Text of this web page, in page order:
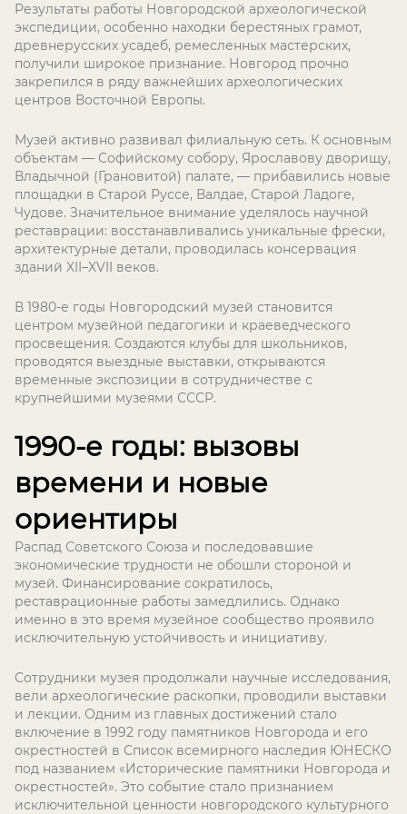
Результаты работы Новгородской археологической
экспедиции, особенно находки берестяных грамот,
древнерусских усадеб, ремесленных мастерских,
получили широкое признание. Новгород прочно
закрепился в ряду важнейших археологических
центров Восточной Европы.
Музей активно развивал филиальную сеть. К основным
объектам — Софийскому собору, Ярославову дворищу,
Владычной (Грановитой) палате, — прибавились новые
площадки в Старой Руссе, Валдае, Старой Ладоге,
Чудове. Значительное внимание уделялось научной
реставрации: восстанавливались уникальные фрески,
архитектурные детали, проводилась консервация
зданий XII–XVII веков.
В 1980-е годы Новгородский музей становится
центром музейной педагогики и краеведческого
просвещения. Создаются клубы для школьников,
проводятся выездные выставки, открываются
временные экспозиции в сотрудничестве с
крупнейшими музеями СССР.
1990-е годы: вызовы
времени и новые
ориентиры
Распад Советского Союза и последовавшие
экономические трудности не обошли стороной и
музей. Финансирование сократилось,
реставрационные работы замедлились. Однако
именно в это время музейное сообщество проявило
исключительную устойчивость и инициативу.
Сотрудники музея продолжали научные исследования,
вели археологические раскопки, проводили выставки
и лекции. Одним из главных достижений стало
включение в 1992 году памятников Новгорода и его
окрестностей в Список всемирного наследия ЮНЕСКО
под названием «Исторические памятники Новгорода и
окрестностей». Это событие стало признанием
исключительной ценности новгородского культурного